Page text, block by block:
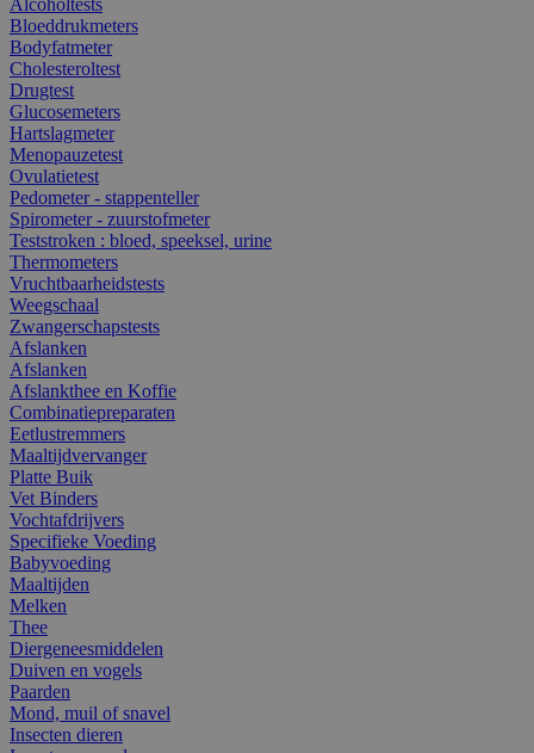
Bloeddrukmeters
Bodyfatmeter
Cholesteroltest
Drugtest
Glucosemeters
Hartslagmeter
Menopauzetest
Ovulatietest
Pedometer - stappenteller
Spirometer - zuurstofmeter
Teststroken : bloed, speeksel, urine
Thermometers
Vruchtbaarheidstests
Weegschaal
Zwangerschapstests
Afslanken
Afslanken
Afslankthee en Koffie
Combinatiepreparaten
Eetlustremmers
Maaltijdvervanger
Platte Buik
Vet Binders
Vochtafdrijvers
Specifieke Voeding
Babyvoeding
Maaltijden
Melken
Thee
Diergeneesmiddelen
Duiven en vogels
Paarden
Mond, muil of snavel
Insecten dieren